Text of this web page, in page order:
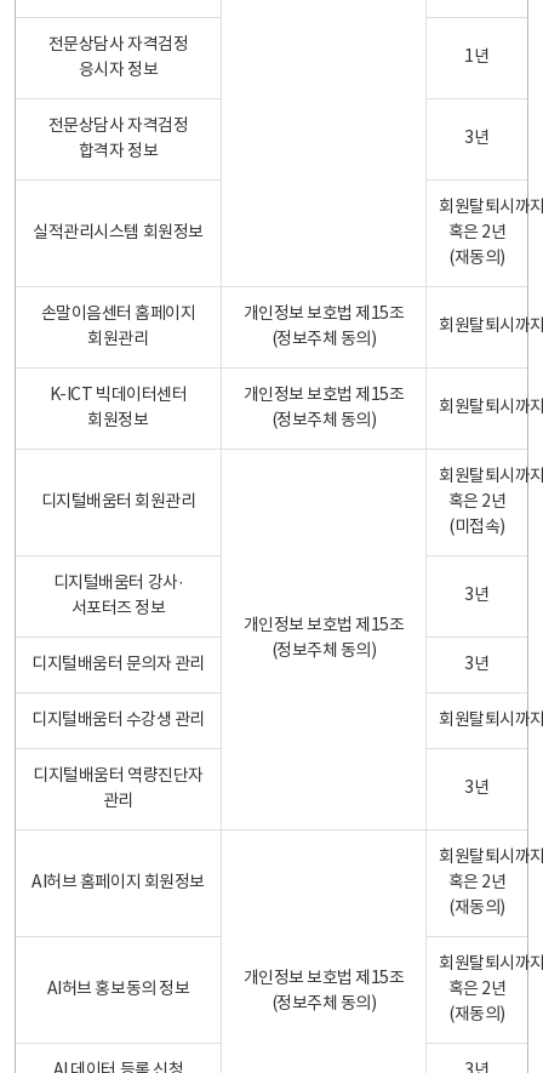
전문상담사 자격검정
응시자 정보
1년
전문상담사 자격검정
합격자 정보
3년
실적관리시스템 회원정보
회원탈퇴시까
혹은 2년
(재동의)
손말이음센터 홈페이지
회원관리
개인정보 보호법 제15조
(정보주체 동의)
회원탈퇴시까
K-ICT 빅데이터센터
회원정보
개인정보 보호법 제15조
(정보주체 동의)
회원탈퇴시까
디지털배움터 회원관리
개인정보 보호법 제15조
(정보주체 동의)
회원탈퇴시까
혹은 2년
(미접속)
디지털배움터 강사·
서포터즈 정보
3년
디지털배움터 문의자 관리 3년
디지털배움터 수강생 관리 회원탈퇴시까
디지털배움터 역량진단자
관리
3년
AI허브 홈페이지 회원정보
개인정보 보호법 제15조
(정보주체 동의)
회원탈퇴시까
혹은 2년
(재동의)
AI허브 홍보동의 정보
회원탈퇴시까
혹은 2년
(재동의)